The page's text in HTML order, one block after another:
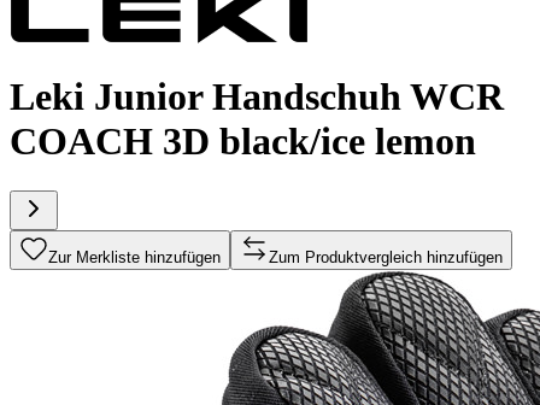
Leki Junior Handschuh WCR
COACH 3D black/ice lemon
Zur Merkliste hinzufügen Zum Produktvergleich hinzufügen